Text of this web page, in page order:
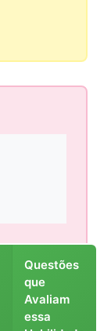
Questões
que
Avaliam
essa